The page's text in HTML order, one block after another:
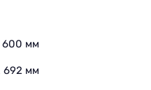
600 мм
692 мм